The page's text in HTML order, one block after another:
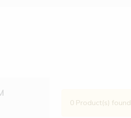
0 Product(s) found